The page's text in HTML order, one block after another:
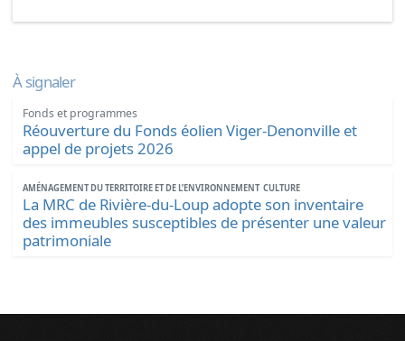
À signaler
Fonds et programmes
Réouverture du Fonds éolien Viger-Denonville et
appel de projets 2026
AMÉNAGEMENT DU TERRITOIRE ET DE L’ENVIRONNEMENT CULTURE
La MRC de Rivière-du-Loup adopte son inventaire
des immeubles susceptibles de présenter une valeur
patrimoniale